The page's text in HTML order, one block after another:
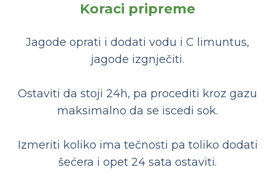
Koraci pripreme
Jagode oprati i dodati vodu i C limuntus,
jagode izgnječiti.
Ostaviti da stoji 24h, pa procediti kroz gazu
maksimalno da se iscedi sok.
Izmeriti koliko ima tečnosti pa toliko dodati
šećera i opet 24 sata ostaviti.